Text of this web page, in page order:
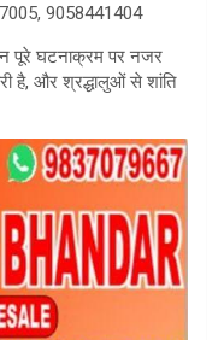
9058441404
पूरे घटनाक्रम पर नजर
है, और श्रद्धालुओं से शांति